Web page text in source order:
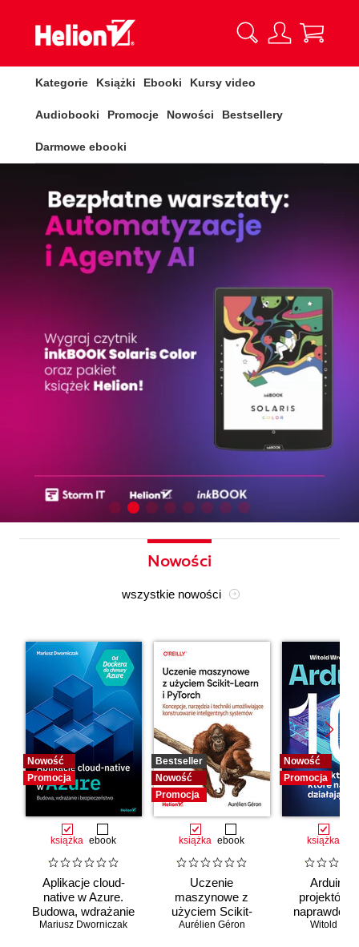
Kategorie Książki Ebooki Kursy video
Audiobooki Promocje Nowości Bestsellery
Darmowe ebooki
Nowości
wszystkie nowości
Nowość
Promocja
książka ebook
Aplikacje cloud-
native w Azure.
Budowa, wdrażanie
i bezpieczeństwo
Mariusz Dworniczak
Bestseller
Nowość
Promocja
książka ebook
Uczenie
maszynowe z
użyciem Scikit-
Learn i PyTorch.
Aurélien Géron
Nowość
Promocja
książka
Arduino.
projektów,
naprawdę
Witold